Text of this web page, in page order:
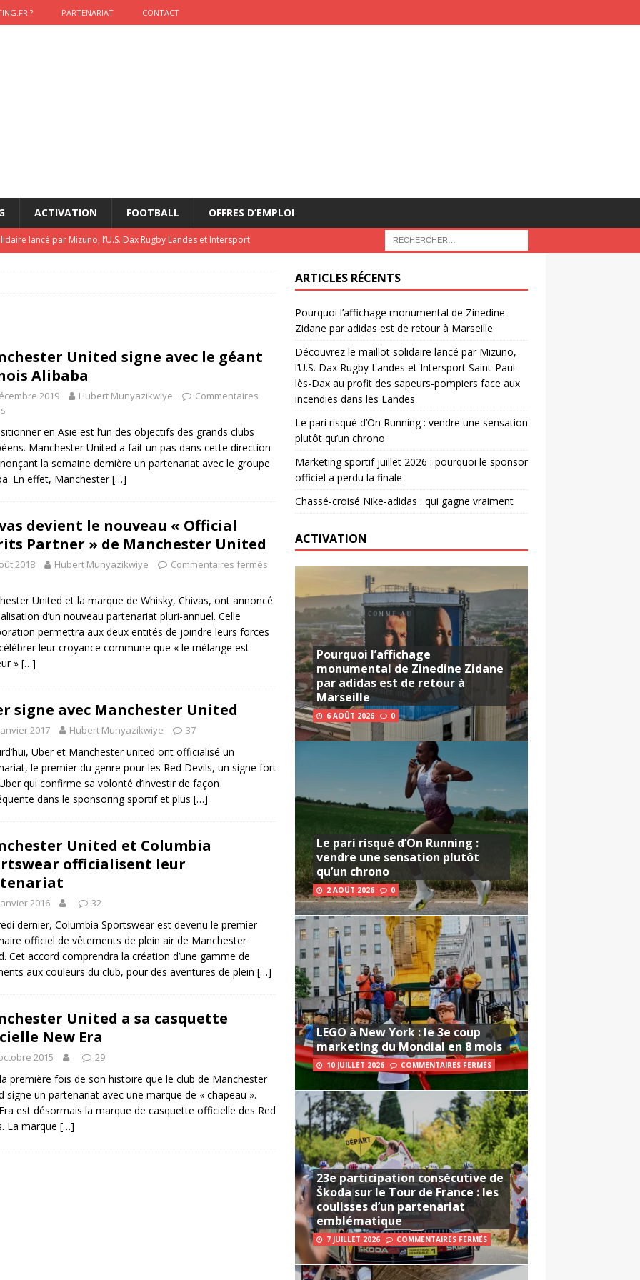
? PARTENARIAT CONTACT
ACTIVATION FOOTBALL OFFRES D’EMPLOI
lancé par Mizuno, l’U.S. Dax Rugby Landes et Intersport
: vendre une sensation plutôt qu’un chrono
: pourquoi le sponsor officiel a perdu la finale
: qui gagne vraiment
FOOTBALL
United signe avec le géant
Alibaba
2019 Hubert Munyazikwiye
Commentaires
en Asie est l’un des objectifs des grands clubs
Manchester United a fait un pas dans cette direction
la semaine dernière un partenariat avec le groupe
En effet, Manchester[…]
devient le nouveau « Official
Partner » de Manchester United
2018 Hubert Munyazikwiye Commentaires fermés
United et la marque de Whisky, Chivas, ont annoncé
d’un nouveau partenariat pluri-annuel. Celle
permettra aux deux entités de joindre leurs forces
leur croyance commune que « le mélange est
» […]
signe avec Manchester United
2017 Hubert Munyazikwiye 37
Uber et Manchester united ont officialisé un
le premier du genre pour les Red Devils, un signe fort
qui confirme sa volonté d’investir de façon
dans le sponsoring sportif et plus […]
United et Columbia
officialisent leur
2016 32
dernier, Columbia Sportswear est devenu le premier
officiel de vêtements de plein air de Manchester
Cet accord comprendra la création d’une gamme de
aux couleurs du club, pour des aventures de plein […]
United a sa casquette
New Era
2015 29
la première fois de son histoire que le club de Manchester
signe un partenariat avec une marque de « chapeau ».
est désormais la marque de casquette officielle des Red
La marque […]
ARTICLES RÉCENTS
Pourquoi l’affichage monumental de Zinedine
Zidane par adidas est de retour à Marseille
Découvrez le maillot solidaire lancé par Mizuno,
l’U.S. Dax Rugby Landes et Intersport Saint-Paul-
lès-Dax au profit des sapeurs-pompiers face aux
incendies dans les Landes
Le pari risqué d’On Running : vendre une sensation
plutôt qu’un chrono
Marketing sportif juillet 2026 : pourquoi le sponsor
officiel a perdu la finale
Chassé-croisé Nike-adidas : qui gagne vraiment
ACTIVATION
Pourquoi l’affichage
monumental de Zinedine Zidane
par adidas est de retour à
Marseille
6 AOÛT 2026 0
Le pari risqué d’On Running :
vendre une sensation plutôt
qu’un chrono
2 AOÛT 2026 0
LEGO à New York : le 3e coup
marketing du Mondial en 8 mois
10 JUILLET 2026 COMMENTAIRES FERMÉS
23e participation consécutive de
Škoda sur le Tour de France : les
coulisses d’un partenariat
emblématique
7 JUILLET 2026 COMMENTAIRES FERMÉS